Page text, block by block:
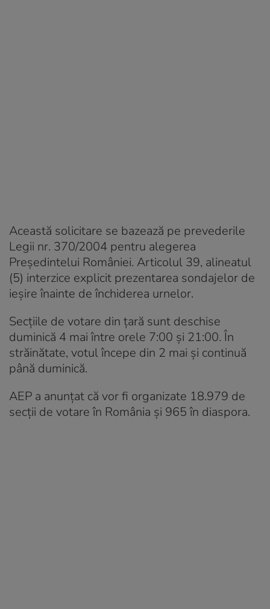
Această solicitare se bazează pe prevederile
Legii nr. 370/2004 pentru alegerea
Președintelui României. Articolul 39, alineatul
(5) interzice explicit prezentarea sondajelor de
ieșire înainte de închiderea urnelor.
Secțiile de votare din țară sunt deschise
duminică 4 mai între orele 7:00 și 21:00. În
străinătate, votul începe din 2 mai și continuă
până duminică.
AEP a anunțat că vor fi organizate 18.979 de
secții de votare în România și 965 în diaspora.